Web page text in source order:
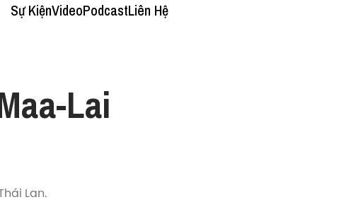
Sự KiệnVideoPodcastLiên Hệ
Lai
Lan.